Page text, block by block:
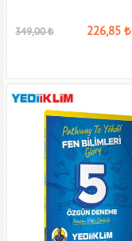
349,00₺ 226,85 ₺